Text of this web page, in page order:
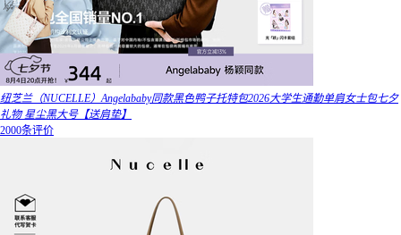
纽芝兰（NUCELLE）Angelababy同款黑色鸭子托特包2026大学生通勤单肩女士包七夕
礼物 星尘黑大号【送肩垫】
2000条评价